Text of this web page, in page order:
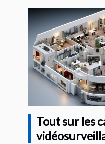
Tout sur les